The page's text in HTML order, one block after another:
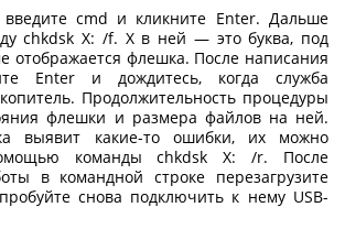
cmd и кликните Enter. Дальше
chkdsk X: /f. X в ней — это буква, под
отображается флешка. После написания
Enter и дождитесь, когда служба
Продолжительность процедуры
флешки и размера файлов на ней.
выявит какие-то ошибки, их можно
команды chkdsk X: /r. После
в командной строке перезагрузите
снова подключить к нему USB-